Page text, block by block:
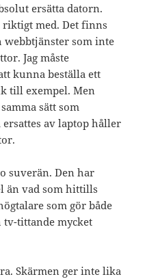
ersätta datorn.
med. Det finns
webbtjänster som inte
Jag måste
kunna beställa ett
till exempel. Men
sätt som
av laptop håller
suverän. Den har
än vad som hittills
som gör både
tittande mycket
Skärmen ger inte lika